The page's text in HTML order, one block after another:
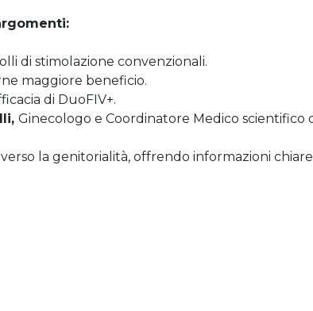
di stimolazione convenzionali.
maggiore beneficio.
di DuoFIV+.
Ginecologo e Coordinatore Medico scientifico
la genitorialità, offrendo informazioni